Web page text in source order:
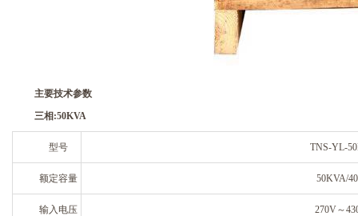
主要技术参数
三相 :50KVA
型号 TNS-YL-50
额定容量 50KVA/
输入电压
270V～43